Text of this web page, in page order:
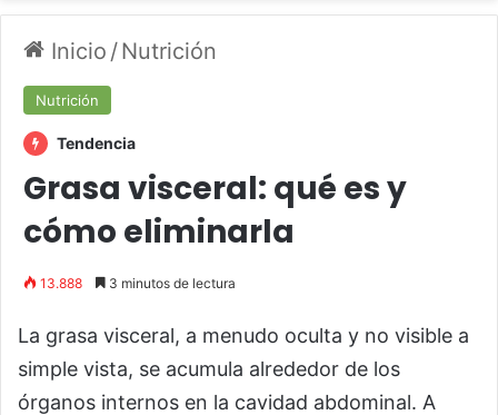
Inicio /Nutrición
Nutrición
Tendencia
Grasa visceral: qué es y
cómo eliminarla
13.888 3 minutos de lectura
La grasa visceral, a menudo oculta y no visible a
simple vista, se acumula alrededor de los
órganos internos en la cavidad abdominal. A